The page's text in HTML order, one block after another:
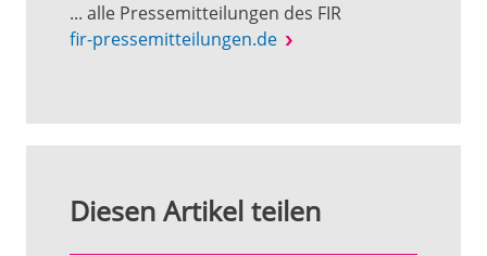
... alle Pressemitteilungen des FIR
fir-pressemitteilungen.de
Diesen Artikel teilen